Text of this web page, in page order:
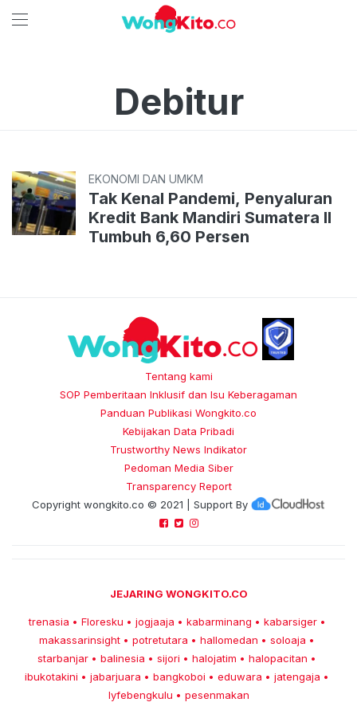
Debitur
EKONOMI DAN UMKM
Tak Kenal Pandemi, Penyaluran
Kredit Bank Mandiri Sumatera II
Tumbuh 6,60 Persen
Tentang kami
SOP Pemberitaan Inklusif dan Isu Keberagaman
Panduan Publikasi Wongkito.co
Kebijakan Data Pribadi
Trustworthy News Indikator
Pedoman Media Siber
Transparency Report
Copyright wongkito.co © 2021 | Support By
JEJARING WONGKITO.CO
trenasia • Floresku • jogjaaja • kabarminang • kabarsiger •
makassarinsight • potretutara • hallomedan • soloaja •
starbanjar • balinesia • sijori • halojatim • halopacitan •
ibukotakini • jabarjuara • bangkoboi • eduwara • jatengaja •
lyfebengkulu • pesenmakan